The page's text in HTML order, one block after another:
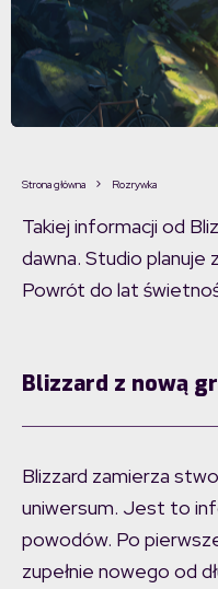
Strona główna Rozrywka
Takiej informacji od
dawna. Studio planuje
Powrót do lat
Blizzard z nową
Blizzard zamierza
uniwersum. Jest to
powodów. Po
zupełnie nowego od